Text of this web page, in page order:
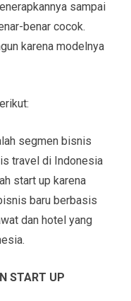
sampai
benar cocok.
karena modelnya
segmen bisnis
travel di Indonesia
start up karena
baru berbasis
dan hotel yang
START UP